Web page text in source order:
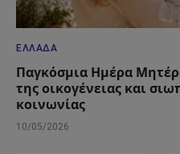
ΕΛΛΆΔΑ
Παγκόσμια Ημέρα
της οικογένειας και
κοινωνίας
10/05/2026